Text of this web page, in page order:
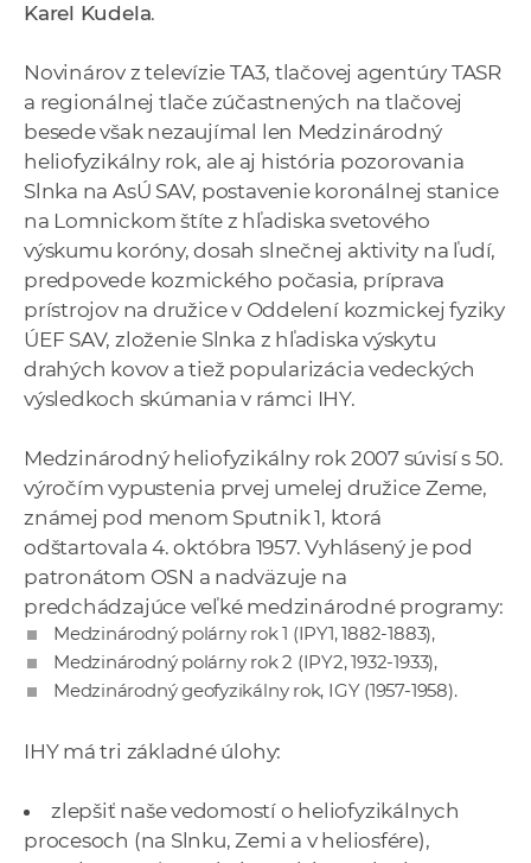
Karel Kudela.
Novinárov z televízie TA3, tlačovej agentúry TASR
a regionálnej tlače zúčastnených na tlačovej
besede však nezaujímal len Medzinárodný
heliofyzikálny rok, ale aj história pozorovania
Slnka na AsÚ SAV, postavenie koronálnej stanice
na Lomnickom štíte z hľadiska svetového
výskumu koróny, dosah slnečnej aktivity na ľudí,
predpovede kozmického počasia, príprava
prístrojov na družice v Oddelení kozmickej fyziky
ÚEF SAV, zloženie Slnka z hľadiska výskytu
drahých kovov a tiež popularizácia vedeckých
výsledkoch skúmania v rámci IHY.
Medzinárodný heliofyzikálny rok 2007 súvisí s 50.
výročím vypustenia prvej umelej družice Zeme,
známej pod menom Sputnik 1, ktorá
odštartovala 4. októbra 1957. Vyhlásený je pod
patronátom OSN a nadväzuje na
predchádzajúce veľké medzinárodné programy:
Medzinárodný polárny rok 1 (IPY1, 1882-1883),
Medzinárodný polárny rok 2 (IPY2, 1932-1933),
Medzinárodný geofyzikálny rok, IGY (1957-1958).
IHY má tri základné úlohy:
zlepšiť naše vedomostí o heliofyzikálnych
procesoch (na Slnku, Zemi a v heliosfére),